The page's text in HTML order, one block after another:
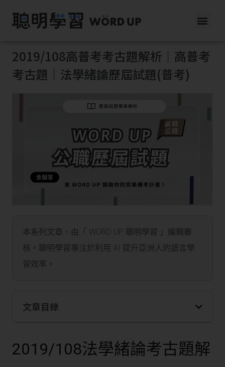
2019/108高普考考古題解析｜高普考
考古題｜法學緒論歷屆試題(普考)
本系列文章，由「 WORD UP 聰明學習 」編輯審
核。聰明學習專注於利用 AI 提升亞洲人的語言學
習效率。
文章目錄
2019/108法學緒論考古題解